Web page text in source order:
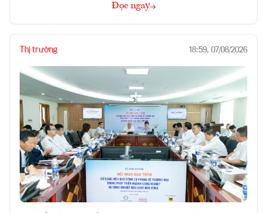
Đọc ngay
Thị trường 18:59, 07/08/2026